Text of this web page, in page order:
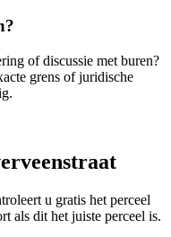
of discussie met buren?
grens of juridische
u gratis het perceel
als dit het juiste perceel is.